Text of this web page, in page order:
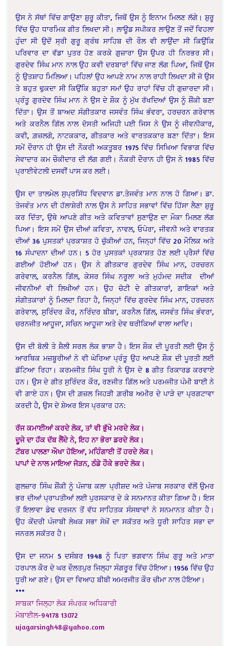
ਉਸ ਨੇ ਸੱਥਾਂ ਵਿੱਚ ਗਾਉਣਾ ਸ਼ੁਰੂ ਕੀਤਾ, ਜਿਥੋਂ ਉਸ ਨੂੰ ਇਨਾਮ ਮਿਲਣ ਲੱਗੇ। ਸ਼ੁਰੂ
ਵਿੱਚ ਉਹ ਧਾਰਮਿਕ ਗੀਤ ਲਿਖਦਾ ਸੀ। ਲਾਊਡ ਸਪੀਕਰ ਲਾਉਣ ਤੋਂ ਜਦੋਂ ਵਿਹਲਾ
ਹੁੰਦਾ ਸੀ ਉਦੋਂ ਸ੍ਰੀ ਗੁਰੂ ਗ੍ਰੰਥ ਸਾਹਿਬ ਦੀ ਰੌਲ ਵੀ ਲਾਉਂਦਾ ਸੀ ਕਿਉਂਕਿ
ਪਰਿਵਾਰ ਦਾ ਵੱਡਾ ਪੁਤਰ ਹੋਣ ਕਰਕੇ ਗੁਜ਼ਾਰਾ ਉਸ ਉਪਰ ਹੀ ਨਿਰਭਰ ਸੀ।
ਗੁਰਦੇਵ ਸਿੰਘ ਮਾਨ ਨਾਲ ਉਹ ਕਵੀ ਦਰਬਾਰਾਂ ਵਿੱਚ ਜਾਣ ਲੱਗ ਪਿਆ, ਜਿਥੋਂ ਉਸ
ਨੂੰ ਉਤਸ਼ਾਹ ਮਿਲਿਆ। ਪਹਿਲਾਂ ਉਹ ਆਪਣੇ ਨਾਮ ਨਾਲ ਰਾਹੀ ਲਿਖਦਾ ਸੀ ਜੋ ਉਸ
ਤੇ ਬਹੁਤ ਢੁਕਦਾ ਸੀ ਕਿਉਂਕਿ ਬਹੁਤਾ ਸਮਾਂ ਉਹ ਰਾਹਾਂ ਵਿੱਚ ਹੀ ਗੁਜ਼ਾਰਦਾ ਸੀ।
ਪ੍ਰੰਤੂ ਗੁਰਦੇਵ ਸਿੰਘ ਮਾਨ ਨੇ ਉਸ ਦੇ ਸ਼ੌਕ ਨੂੰ ਮੁੱਖ ਰੱਖਦਿਆਂ ਉਸ ਨੂੰ ਸ਼ੌਂਕੀ ਬਣਾ
ਦਿੱਤਾ। ਉਸ ਤੋਂ ਬਾਅਦ ਸੰਗੀਤਕਾਰ ਜਸਵੰਤ ਸਿੰਘ ਭੰਵਰਾ, ਹਰਚਰਨ ਗਰੇਵਾਲ
ਅਤੇ ਕਰਨੈਲ ਗਿੱਲ ਨਾਲ ਦੋਸਤੀ ਅਜਿਹੀ ਪਈ ਜਿਸ ਨੇ ਉਸ ਨੂੰ ਜੀਵਨੀਕਾਰ,
ਕਵੀ, ਗ਼ਜ਼ਲਗੋ, ਨਾਟਕਕਾਰ, ਗੀਤਕਾਰ ਅਤੇ ਵਾਰਤਕਕਾਰ ਬਣਾ ਦਿੱਤਾ। ਇਸ
ਸਮੇਂ ਦੌਰਾਨ ਹੀ ਉਸ ਦੀ ਨੌਕਰੀ ਅਕਤੂਬਰ 1975 ਵਿੱਚ ਸਿਖਿਆ ਵਿਭਾਗ ਵਿੱਚ
ਸੇਵਾਦਾਰ ਕਮ ਚੌਕੀਦਾਰ ਦੀ ਲੱਗ ਗਈ। ਨੌਕਰੀ ਦੌਰਾਨ ਹੀ ਉਸ ਨੇ 1985 ਵਿੱਚ
ਪ੍ਰਾਈਵੇਟਲੀ ਦਸਵੀਂ ਪਾਸ ਕਰ ਲਈ।
ਉਸ ਦਾ ਤਾਲਮੇਲ ਸੁਪ੍ਰਸਿੱਧ ਵਿਦਵਾਨ ਡਾ.ਤੇਜਵੰਤ ਮਾਨ ਨਾਲ ਹੋ ਗਿਆ। ਡਾ.
ਤੇਜਵੰਤ ਮਾਨ ਦੀ ਹੱਲਾਸ਼ੇਰੀ ਨਾਲ ਉਸ ਨੇ ਸਾਹਿਤ ਸਭਾਵਾਂ ਵਿੱਚ ਹਿੱਸਾ ਲੈਣਾ ਸ਼ੁਰੂ
ਕਰ ਦਿੱਤਾ, ਉਥੇ ਆਪਣੇ ਗੀਤ ਅਤੇ ਕਵਿਤਾਵਾਂ ਸੁਣਾਉਣ ਦਾ ਮੌਕਾ ਮਿਲਣ ਲੱਗ
ਪਿਆ। ਇਸ ਸਮੇਂ ਉਸ ਦੀਆਂ ਕਵਿਤਾ, ਨਾਵਲ, ਓਪੇਰਾ, ਜੀਵਨੀ ਅਤੇ ਵਾਰਤਕ
ਦੀਆਂ 36 ਪੁਸਤਕਾਂ ਪ੍ਰਕਾਸ਼ਤ ਹੋ ਚੁੱਕੀਆਂ ਹਨ, ਜਿਨ੍ਹਾਂ ਵਿੱਚ 20 ਮੌਲਿਕ ਅਤੇ
16 ਸੰਪਾਦਨਾ ਦੀਆਂ ਹਨ। 5 ਹੋਰ ਪੁਸਤਕਾਂ ਪ੍ਰਕਾਸ਼ਤ ਹੋਣ ਲਈ ਪ੍ਰੈਸਾਂ ਵਿੱਚ
ਗਈਆਂ ਹੋਈਆਂ ਹਨ। ਉਸ ਨੇ ਗੀਤਕਾਰ ਗੁਰਦੇਵ ਸਿੰਘ ਮਾਨ, ਹਰਚਰਨ
ਗਰੇਵਾਲ, ਕਰਨੈਲ ਗਿੱਲ, ਕੇਸਰ ਸਿੰਘ ਨਰੂਲਾ ਅਤੇ ਮੁਹੰਮਦ ਸਦੀਕ ਦੀਆਂ
ਜੀਵਨੀਆਂ ਵੀ ਲਿਖੀਆਂ ਹਨ। ਉਹ ਚੋਟੀ ਦੇ ਗੀਤਕਾਰਾਂ, ਗਾਇਕਾਂ ਅਤੇ
ਸੰਗੀਤਕਾਰਾਂ ਨੂੰ ਮਿਲਦਾ ਰਿਹਾ ਹੈ, ਜਿਨ੍ਹਾਂ ਵਿੱਚ ਗੁਰਦੇਵ ਸਿੰਘ ਮਾਨ, ਹਰਚਰਨ
ਗਰੇਵਾਲ, ਸੁਰਿੰਦਰ ਕੌਰ, ਨਰਿੰਦਰ ਬੀਬਾ, ਕਰਨੈਲ ਗਿੱਲ, ਜਸਵੰਤ ਸਿੰਘ ਭੰਵਰਾ,
ਚਰਨਜੀਤ ਆਹੂਜਾ, ਸਚਿਨ ਆਹੂਜਾ ਅਤੇ ਦੇਵ ਥਰੀਕਿਆਂ ਵਾਲਾ ਆਦਿ।
ਉਸ ਦੀ ਬੋਲੀ ਤੇ ਸ਼ੈਲੀ ਸਰਲ ਲੋਕ ਭਾਸ਼ਾ ਹੈ। ਇਸ ਸ਼ੌਕ ਦੀ ਪੂਰਤੀ ਲਈ ਉਸ ਨੂੰ
ਆਰਥਿਕ ਮਜ਼ਬੂਰੀਆਂ ਨੇ ਵੀ ਘੇਰਿਆ ਪ੍ਰੰਤੂ ਉਹ ਆਪਣੇ ਸ਼ੌਕ ਦੀ ਪੂਰਤੀ ਲਈ
ਡੱਟਿਆ ਰਿਹਾ। ਕਰਮਜੀਤ ਸਿੰਘ ਧੂਰੀ ਨੇ ਉਸ ਦੇ 8 ਗੀਤ ਰਿਕਾਰਡ ਕਰਵਾਏ
ਹਨ। ਉਸ ਦੇ ਗੀਤ ਸੁਰਿੰਦਰ ਕੌਰ, ਰਣਜੀਤ ਗਿੱਲ ਅਤੇ ਪਰਮਜੀਤ ਪੰਮੀ ਬਾਈ ਨੇ
ਵੀ ਗਾਏ ਹਨ। ਉਸ ਦੀ ਗ਼ਜ਼ਲ ਜਿਹੜੀ ਗ਼ਰੀਬ ਅਮੀਰ ਦੇ ਪਾੜੇ ਦਾ ਪ੍ਰਗਟਾਵਾ
ਕਰਦੀ ਹੈ, ਉਸ ਦੇ ਸ਼ੇਅਰ ਇਸ ਪ੍ਰਕਾਰ ਹਨ:
ਰੱਜ ਕਮਾਈਆਂ ਕਰਦੇ ਲੋਕ, ਤਾਂ ਵੀ ਭੁੱਖੇ ਮਰਦੇ ਲੋਕ।
ਦੂਜੇ ਦਾ ਹੱਕ ਦੱਬ ਲੈਂਦੇ ਨੇ, ਇਹ ਨਾ ਭੋਰਾ ਡਰਦੇ ਲੋਕ।
ਟੱਬਰ ਪਾਲਣਾ ਔਖਾ ਹੋਇਆ, ਮਹਿੰਗਾਈ ਤੋਂ ਹਰਦੇ ਲੋਕ।
ਪਾਪਾਂ ਦੇ ਨਾਲ ਮਾਇਆ ਜੋੜਨ, ਠੰਡੇ ਹੌਕੇ ਭਰਦੇ ਲੋਕ।
ਗੁਲਜ਼ਾਰ ਸਿੰਘ ਸ਼ੌਂਕੀ ਨੂੰ ਪੰਜਾਬ ਕਲਾ ਪ੍ਰੀਸ਼ਦ ਅਤੇ ਪੰਜਾਬ ਸਰਕਾਰ ਵੱਲੋਂ ਉਮਰ
ਭਰ ਦੀਆਂ ਪ੍ਰਾਪਤੀਆਂ ਲਈ ਪੁਰਸਕਾਰ ਦੇ ਕੇ ਸਨਮਾਨਤ ਕੀਤਾ ਗਿਆ ਹੈ। ਇਸ
ਤੋਂ ਇਲਾਵਾ ਡੇਢ ਦਰਜਨ ਤੋਂ ਵੱਧ ਸਾਹਿਤਕ ਸੰਸਥਾਵਾਂ ਨੇ ਸਨਮਾਨਤ ਕੀਤਾ ਹੈ।
ਉਹ ਕੇਂਦਰੀ ਪੰਜਾਬੀ ਲੇਖਕ ਸਭਾ ਸੇਖ਼ੋਂ ਦਾ ਸਕੱਤਰ ਅਤੇ ਧੂਰੀ ਸਾਹਿਤ ਸਭਾ ਦਾ
ਜਨਰਲ ਸਕੱਤਰ ਹੈ।
ਉਸ ਦਾ ਜਨਮ 5 ਦਸੰਬਰ 1948 ਨੂੰ ਪਿਤਾ ਭਗਵਾਨ ਸਿੰਘ ਗੁਰੂ ਅਤੇ ਮਾਤਾ
ਹਰਪਾਲ ਕੌਰ ਦੇ ਘਰ ਦੌਲਤਪੁਰ ਜਿਲ੍ਹਾ ਸੰਗਰੂਰ ਵਿੱਚ ਹੋਇਆ। 1956 ਵਿੱਚ ਉਹ
ਧੂਰੀ ਆ ਗਏ। ਉਸ ਦਾ ਵਿਆਹ ਬੀਬੀ ਅਮਰਜੀਤ ਕੌਰ ਚੀਮਾ ਨਾਲ ਹੋਇਆ।
***
ਸਾਬਕਾ ਜਿਲ੍ਹਾ ਲੋਕ ਸੰਪਰਕ ਅਧਿਕਾਰੀ
ਮੋਬਾਈਲ-94178 13072
ujagarsingh48@yahoo.com